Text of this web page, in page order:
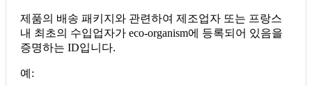
제품의 배송 패키지와 관련하여 제조업자 또는 프랑스
내 최초의 수입업자가 eco-organism에 등록되어 있음을
증명하는 ID입니다.
예: